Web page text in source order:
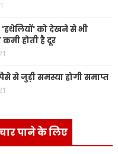
'हथेलियों' को देखने से भी
होती है दूर
से जुड़ी समस्या होगी समाप्त
पाने के लिए